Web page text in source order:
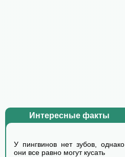
Интересные факты
У пингвинов нет зубов, однако
они все равно могут кусать